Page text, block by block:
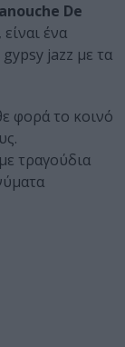
De
ένα
jazz με τα
φορά το κοινό
τραγούδια